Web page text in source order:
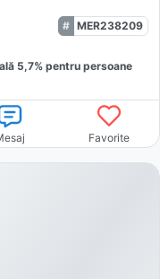
MER238209
5,7% pentru persoane
Favorite